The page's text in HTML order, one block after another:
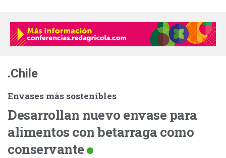
.Chile
Envases más sostenibles
Desarrollan nuevo envase para
alimentos con betarraga como
conservante